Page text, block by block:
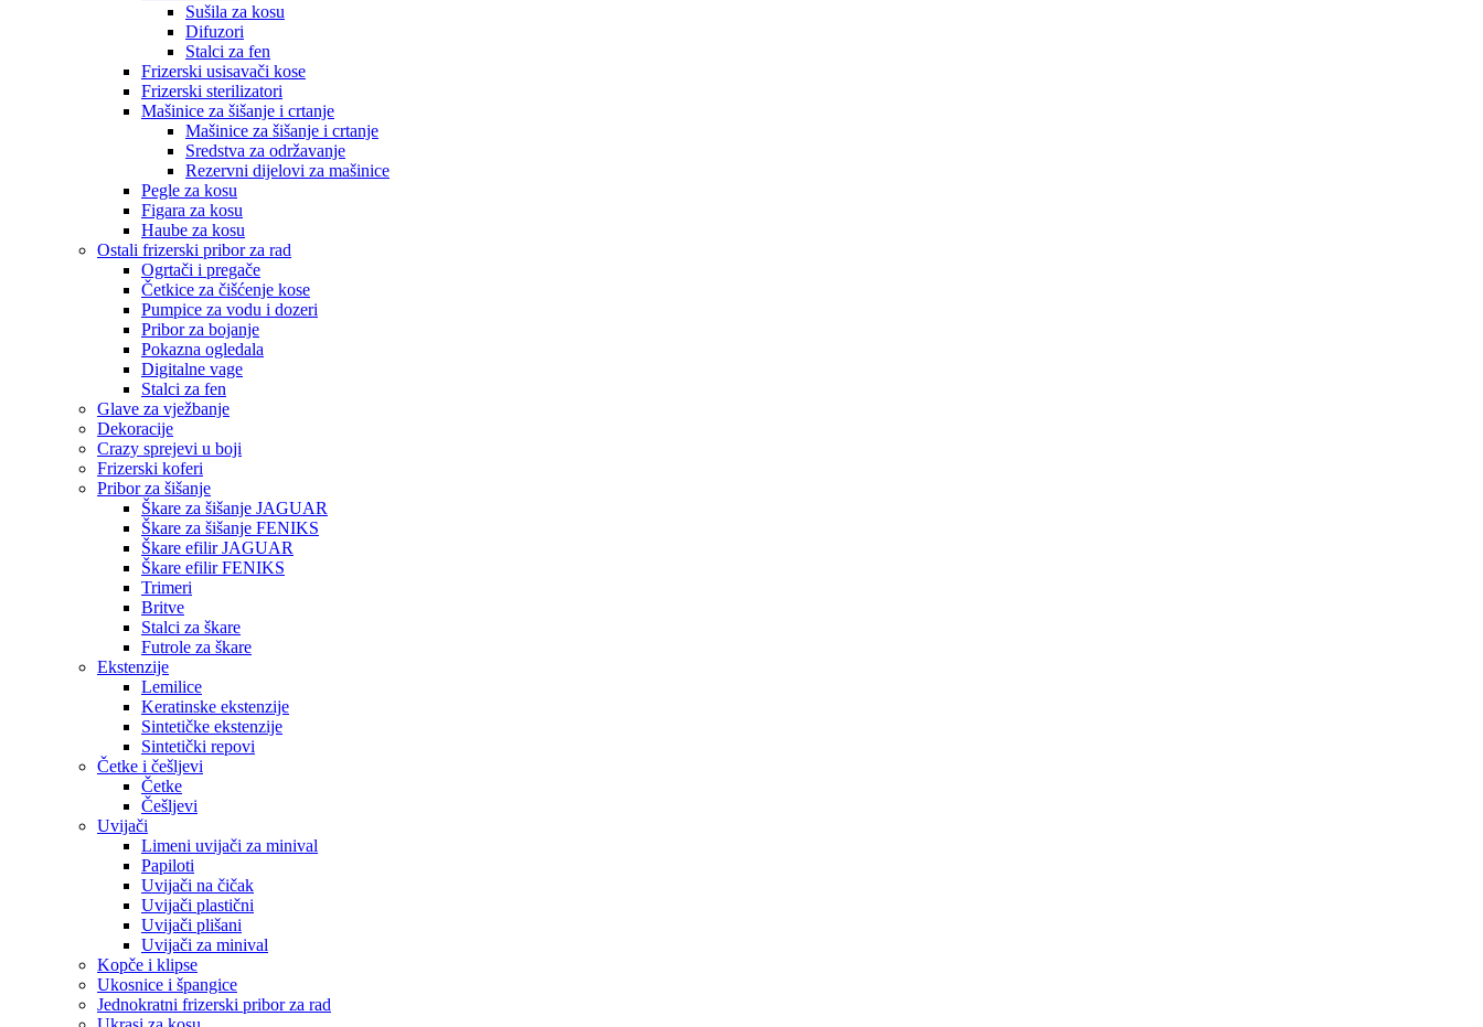
Sušila za kosu
Difuzori
Stalci za fen
Frizerski usisavači kose
Frizerski sterilizatori
Mašinice za šišanje i crtanje
Mašinice za šišanje i crtanje
Sredstva za održavanje
Rezervni dijelovi za mašinice
Pegle za kosu
Figara za kosu
Haube za kosu
Ostali frizerski pribor za rad
Ogrtači i pregače
Četkice za čišćenje kose
Pumpice za vodu i dozeri
Pribor za bojanje
Pokazna ogledala
Digitalne vage
Stalci za fen
Glave za vježbanje
Dekoracije
Crazy sprejevi u boji
Frizerski koferi
Pribor za šišanje
Škare za šišanje JAGUAR
Škare za šišanje FENIKS
Škare efilir JAGUAR
Škare efilir FENIKS
Trimeri
Britve
Stalci za škare
Futrole za škare
Ekstenzije
Lemilice
Keratinske ekstenzije
Sintetičke ekstenzije
Sintetički repovi
Četke i češljevi
Četke
Češljevi
Uvijači
Limeni uvijači za minival
Papiloti
Uvijači na čičak
Uvijači plastični
Uvijači plišani
Uvijači za minival
Kopče i klipse
Ukosnice i špangice
Jednokratni frizerski pribor za rad